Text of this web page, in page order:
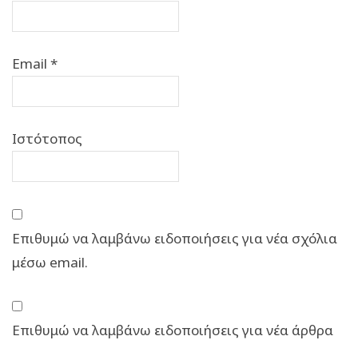
Email *
Ιστότοπος
Επιθυμώ να λαμβάνω ειδοποιήσεις για νέα σχόλια
μέσω email.
Επιθυμώ να λαμβάνω ειδοποιήσεις για νέα άρθρα